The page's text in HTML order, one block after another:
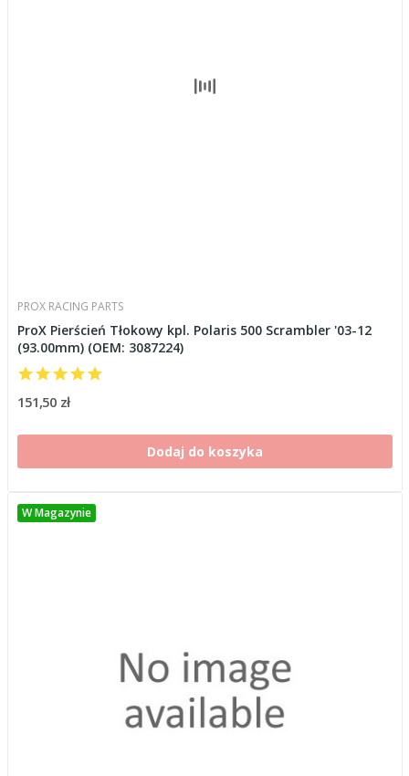
PROX RACING PARTS
ProX Pierścień Tłokowy kpl. Polaris 500 Scrambler '03-12
(93.00mm) (OEM: 3087224)
151,50 zł
Dodaj do koszyka
W Magazynie